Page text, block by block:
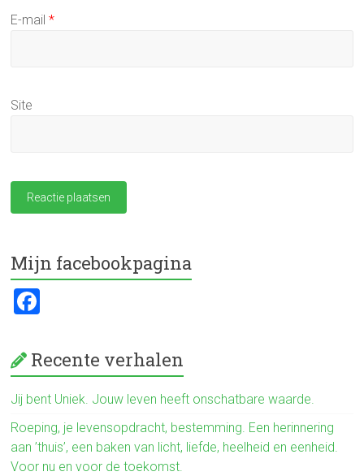
E-mail*
Site
Mijn facebookpagina
ce
b
o
ok
Recente verhalen
Jij bent Uniek. Jouw leven heeft onschatbare waarde.
Roeping, je levensopdracht, bestemming. Een herinnering
aan ’thuis’, een baken van licht, liefde, heelheid en eenheid.
Voor nu en voor de toekomst.